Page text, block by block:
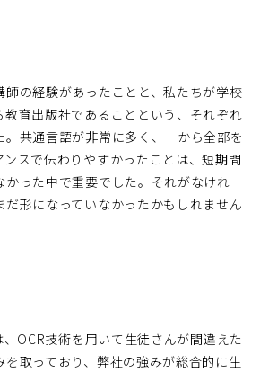
師の経験があったことと、私たちが学校
育出版社であることという、それぞれ
。共通言語が非常に多く、一から全部を
スで伝わりやすかったことは、短期間
かった中で重要でした。それがなけれ
だ形になっていなかったかもしれません
OCR技術を用いて生徒さんが間違えた
取っており、弊社の強みが総合的に生